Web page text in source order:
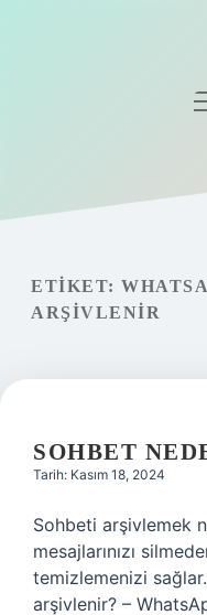
Gizlilik Politikası
Hakkımızda
ETIKET:
ARŞIVLENIR
SOHBET
Tarih: Kasım 18, 2024
Sohbeti arşivlemek
mesajlarınızı
temizlemenizi
arşivlenir? –